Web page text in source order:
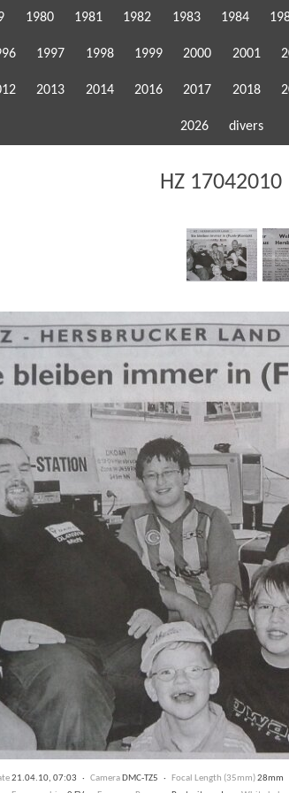
1980 1981 1982 1983 1984
1997 1998 1999 2000 2001
2013 2014 2016 2017 2018
2026 divers
HZ 17042010
21.04.10, 07:03 · CameraDMC-TZ5 · Focal Length (35mm)28mm